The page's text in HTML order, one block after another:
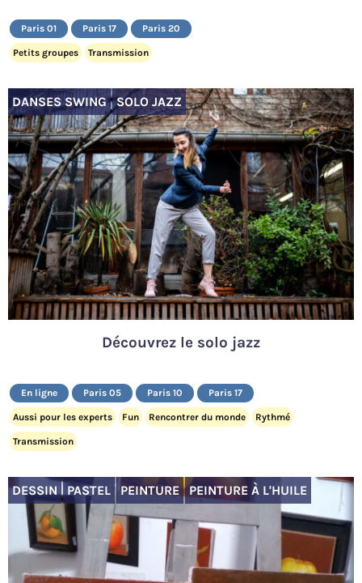
Paris 01 Paris 17 Paris 20
Petits groupes Transmission
DANSES SWING SOLO JAZZ
Découvrez le solo jazz
En ligne Paris 05 Paris 10 Paris 17
Aussi pour les experts Fun Rencontrer du monde Rythmé
Transmission
DESSIN PASTEL PEINTURE PEINTURE À L'HUILE